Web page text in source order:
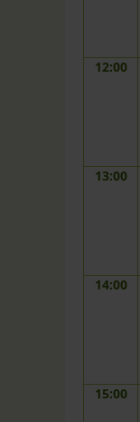
12:00
13:00
14:00
15:00